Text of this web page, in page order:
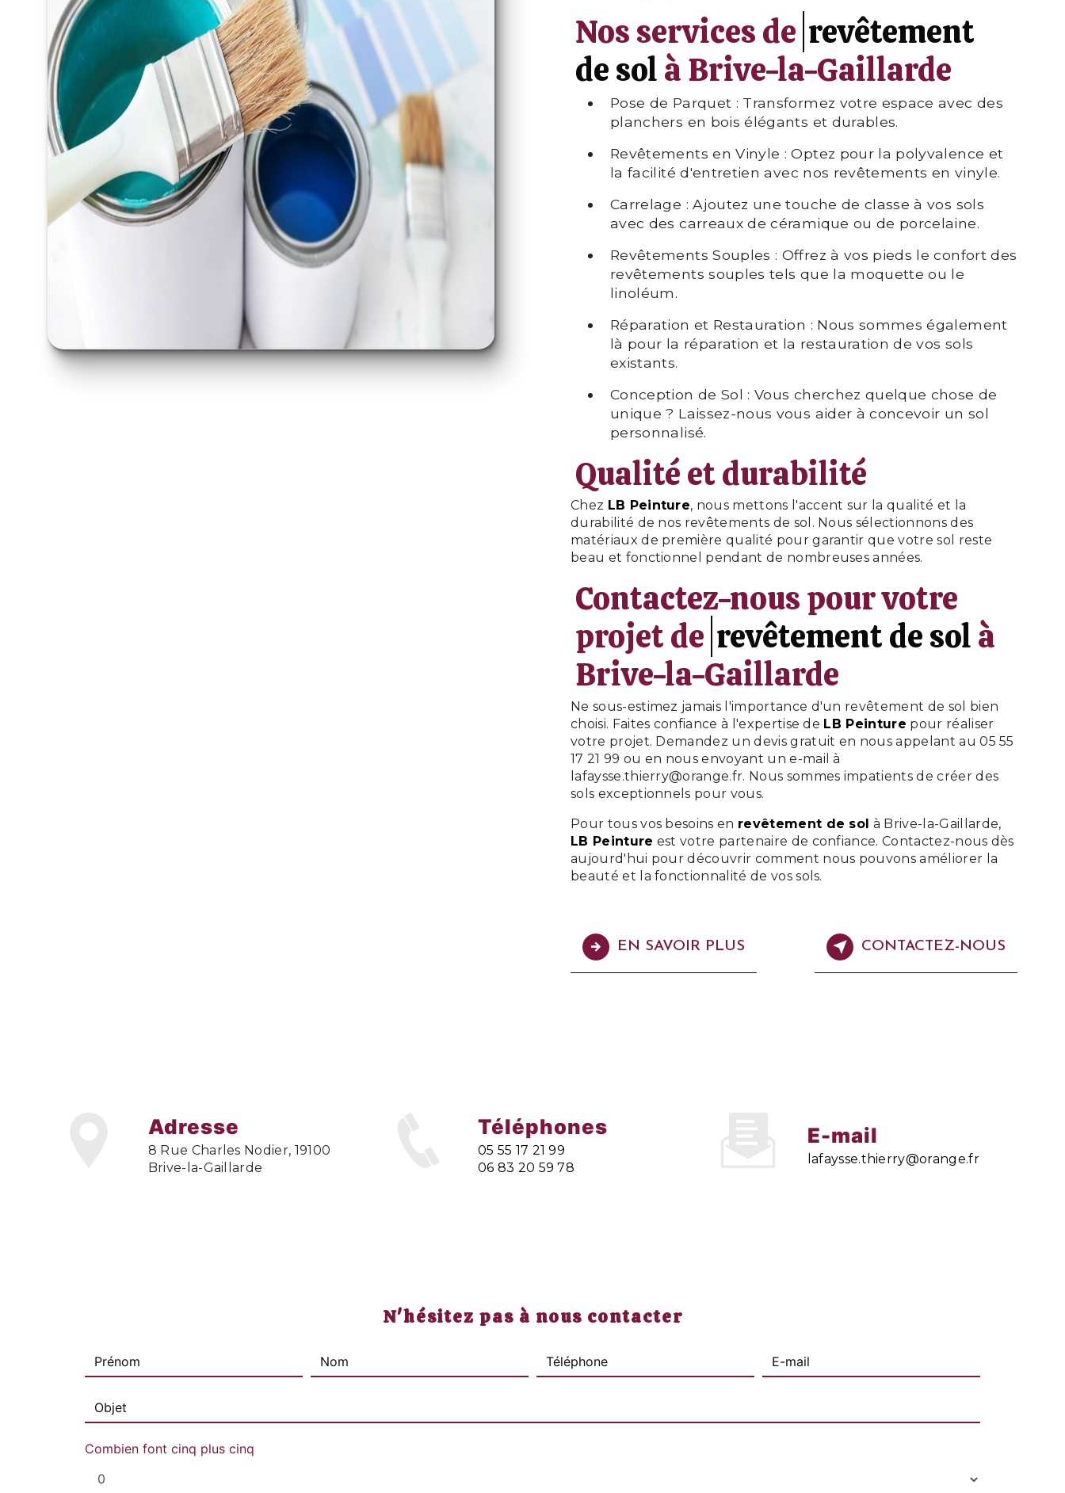
Nos services de revêtement
de solà Brive-la-Gaillarde
Pose de Parquet : Transformez votre espace avec des
planchers en bois élégants et durables.
Revêtements en Vinyle : Optez pour la polyvalence et
la facilité d'entretien avec nos revêtements en vinyle.
Carrelage : Ajoutez une touche de classe à vos sols
avec des carreaux de céramique ou de porcelaine.
Revêtements Souples : Offrez à vos pieds le confort des
revêtements souples tels que la moquette ou le
linoléum.
Réparation et Restauration : Nous sommes également
là pour la réparation et la restauration de vos sols
existants.
Conception de Sol : Vous cherchez quelque chose de
unique ? Laissez-nous vous aider à concevoir un sol
personnalisé.
Qualité et durabilité
Chez LB Peinture, nous mettons l'accent sur la qualité et la
durabilité de nos revêtements de sol. Nous sélectionnons des
matériaux de première qualité pour garantir que votre sol reste
beau et fonctionnel pendant de nombreuses années.
Contactez-nous pour votre
projet de revêtement de solà
Brive-la-Gaillarde
Ne sous-estimez jamais l'importance d'un revêtement de sol bien
choisi. Faites confiance à l'expertise de LB Peinture pour réaliser
votre projet. Demandez un devis gratuit en nous appelant au 05 55
17 21 99 ou en nous envoyant un e-mail à
lafaysse.thierry@orange.fr. Nous sommes impatients de créer des
sols exceptionnels pour vous.
Pour tous vos besoins en revêtement de sol à Brive-la-Gaillarde,
LB Peinture est votre partenaire de confiance. Contactez-nous dès
aujourd'hui pour découvrir comment nous pouvons améliorer la
beauté et la fonctionnalité de vos sols.
EN SAVOIR PLUS CONTACTEZ-NOUS
Adresse
8 Rue Charles Nodier, 19100
Brive-la-Gaillarde
Téléphones
05 55 17 21 99
06 83 20 59 78
E-mail
lafaysse.thierry@orange.fr
N'hésitez pas à nous contacter
Combien font cinq plus cinq